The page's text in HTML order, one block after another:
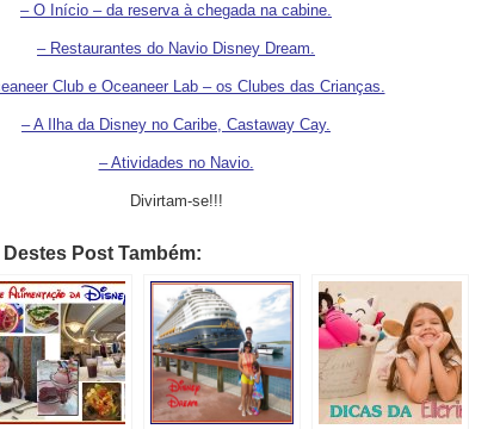
– O Início – da reserva à chegada na cabine.
– Restaurantes do Navio Disney Dream.
Club e Oceaneer Lab – os Clubes das Crianças.
– A Ilha da Disney no Caribe, Castaway Cay.
– Atividades no Navio.
Divirtam-se!!!
Post Também: